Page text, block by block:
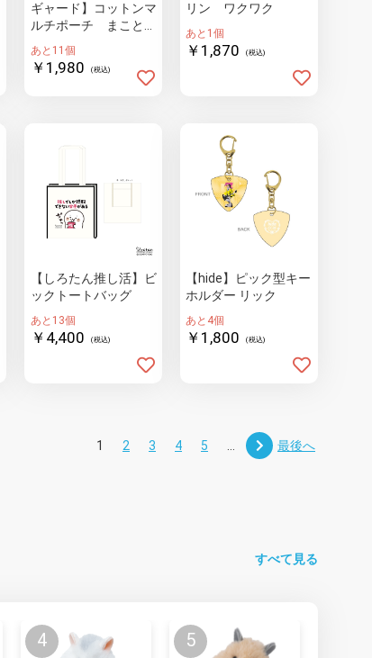
ギャード】コットンマ
ルチポーチ まことち
ゃん集合
あと11個
￥1,980 (税込)
リン ワクワク
あと1個
￥1,870 (税込)
【しろたん推し活】ビ
ックトートバッグ
あと13個
￥4,400 (税込)
【hide】ピック型キー
ホルダー リック
あと4個
￥1,800 (税込)
1 2 3 4 5 最後へ
すべて見る